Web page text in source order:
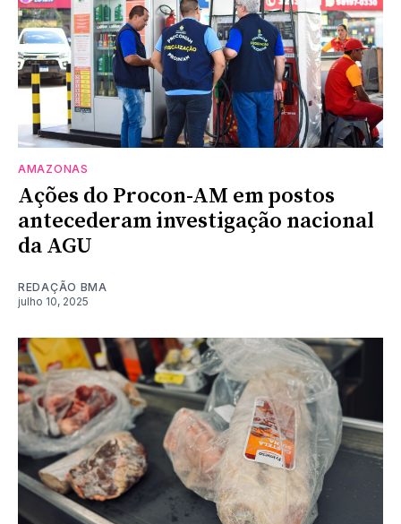
AMAZONAS
Ações do Procon-AM em postos
antecederam investigação nacional
da AGU
REDAÇÃO BMA
julho 10, 2025